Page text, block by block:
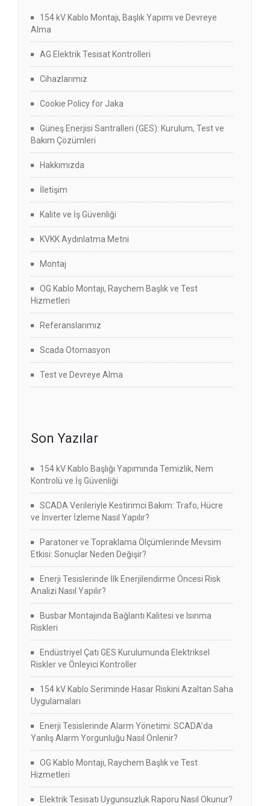
154 kV Kablo Montajı, Başlık Yapımı ve Devreye
Alma
AG Elektrik Tesisat Kontrolleri
Cihazlarımız
Cookie Policy for Jaka
Güneş Enerjisi Santralleri (GES): Kurulum, Test ve
Bakım Çözümleri
Hakkımızda
İletişim
Kalite ve İş Güvenliği
KVKK Aydınlatma Metni
Montaj
OG Kablo Montajı, Raychem Başlık ve Test
Hizmetleri
Referanslarımız
Scada Otomasyon
Test ve Devreye Alma
Son Yazılar
154 kV Kablo Başlığı Yapımında Temizlik, Nem
Kontrolü ve İş Güvenliği
SCADA Verileriyle Kestirimci Bakım: Trafo, Hücre
ve İnverter İzleme Nasıl Yapılır?
Paratoner ve Topraklama Ölçümlerinde Mevsim
Etkisi: Sonuçlar Neden Değişir?
Enerji Tesislerinde İlk Enerjilendirme Öncesi Risk
Analizi Nasıl Yapılır?
Busbar Montajında Bağlantı Kalitesi ve Isınma
Riskleri
Endüstriyel Çatı GES Kurulumunda Elektriksel
Riskler ve Önleyici Kontroller
154 kV Kablo Seriminde Hasar Riskini Azaltan Saha
Uygulamaları
Enerji Tesislerinde Alarm Yönetimi: SCADA’da
Yanlış Alarm Yorgunluğu Nasıl Önlenir?
OG Kablo Montajı, Raychem Başlık ve Test
Hizmetleri
Elektrik Tesisatı Uygunsuzluk Raporu Nasıl Okunur?